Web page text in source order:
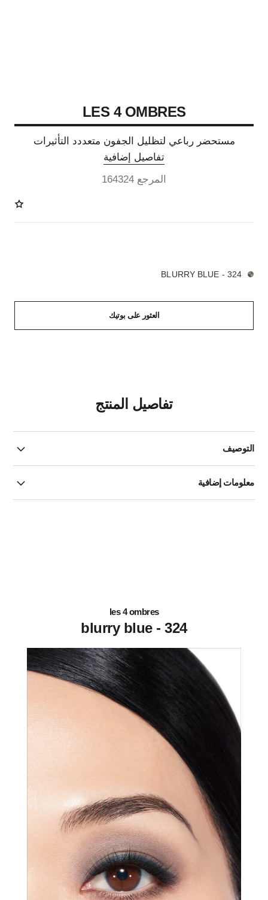
LES 4 OMBRES
مستحضر رباعي لتظليل الجفون متعددد التأثيرات
تفاصيل إضافية
المرجع 164324
324 - BLURRY BLUE
العثور على بوتيك
تفاصيل المنتج
التوصيف
معلومات إضافية
les 4 ombres
324 - blurry blue